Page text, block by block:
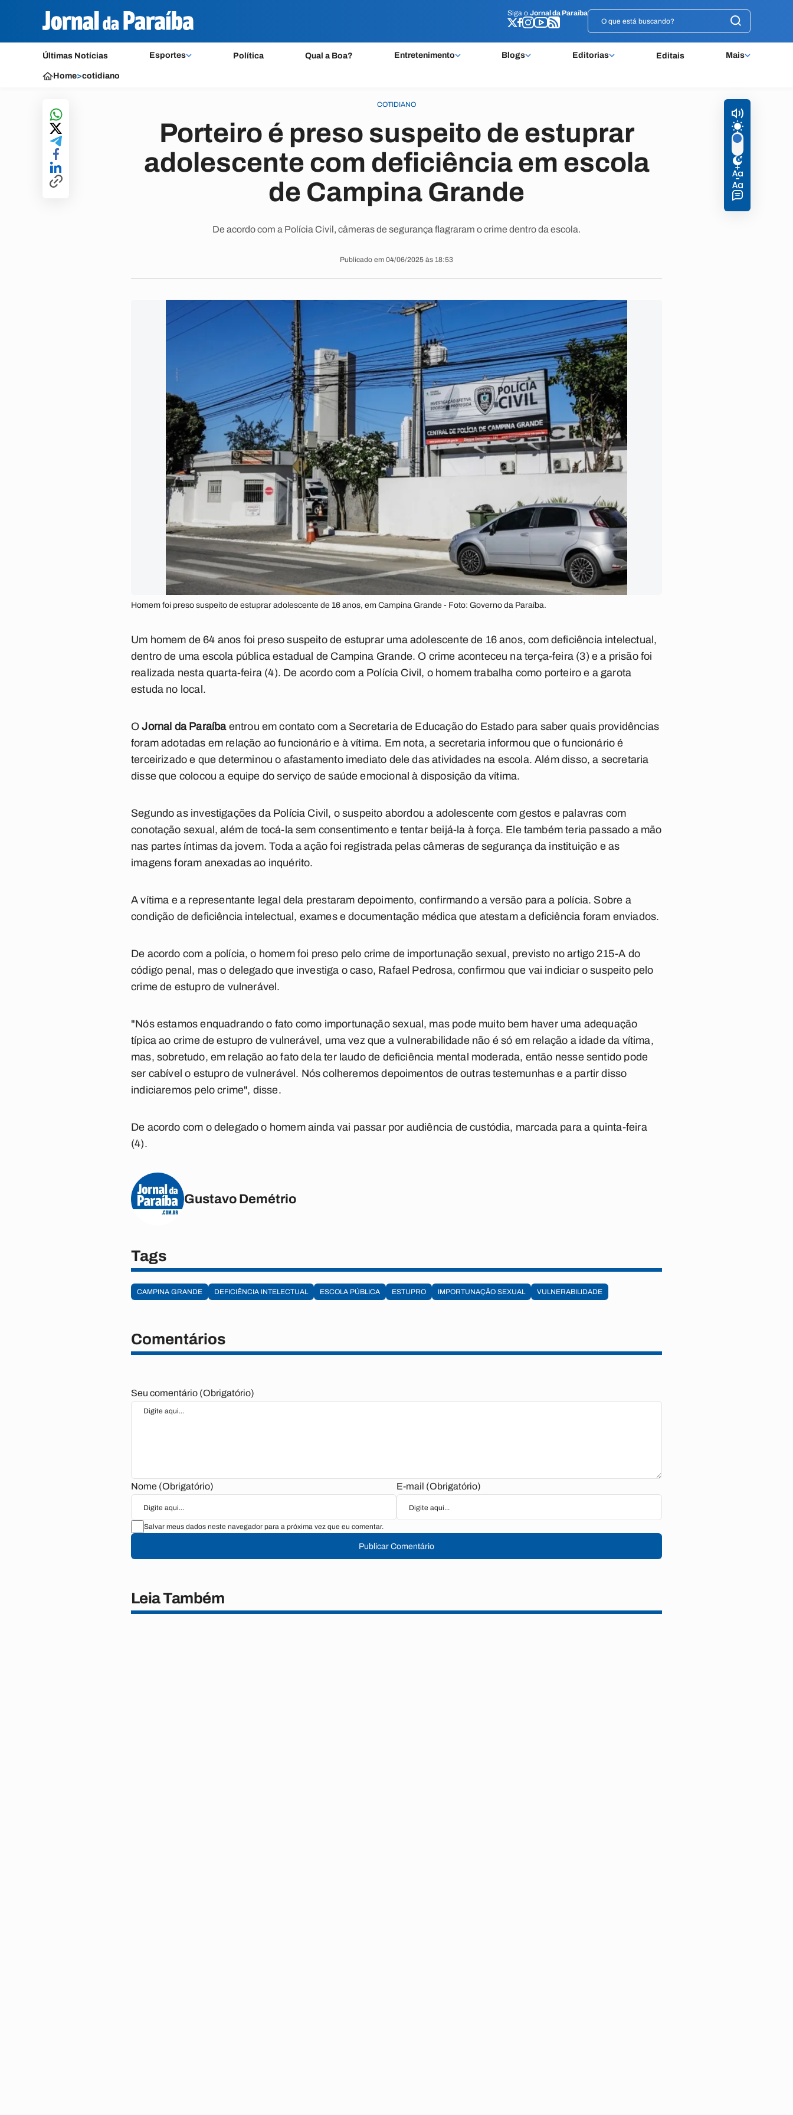
Siga o Jornal da Paraíba
Últimas Notícias Esportes Política Qual a Boa? Entretenimento Blogs Editorias Editais Mais
Siga o Jornal da Paraíba
Home>cotidiano
COTIDIANO
Porteiro é preso suspeito de estuprar
adolescente com deficiência em escola
de Campina Grande
De acordo com a Polícia Civil, câmeras de segurança flagraram o crime dentro da escola.
Publicado em 04/06/2025 às 18:53
Homem foi preso suspeito de estuprar adolescente de 16 anos, em Campina Grande - Foto: Governo da Paraíba.
Um homem de 64 anos foi preso suspeito de estuprar uma adolescente de 16 anos, com deficiência intelectual,
dentro de uma escola pública estadual de Campina Grande. O crime aconteceu na terça-feira (3) e a prisão foi
realizada nesta quarta-feira (4). De acordo com a Polícia Civil, o homem trabalha como porteiro e a garota
estuda no local.
OJornal da Paraíbaentrou em contato com a Secretaria de Educação do Estado para saber quais providências
foram adotadas em relação ao funcionário e à vítima. Em nota, a secretaria informou que o funcionário é
terceirizado e que determinou o afastamento imediato dele das atividades na escola. Além disso, a secretaria
disse que colocou a equipe do serviço de saúde emocional à disposição da vítima.
Segundo as investigações da Polícia Civil, o suspeito abordou a adolescente com gestos e palavras com
conotação sexual, além de tocá-la sem consentimento e tentar beijá-la à força. Ele também teria passado a mão
nas partes íntimas da jovem. Toda a ação foi registrada pelas câmeras de segurança da instituição e as
imagens foram anexadas ao inquérito.
A vítima e a representante legal dela prestaram depoimento, confirmando a versão para a polícia. Sobre a
condição de deficiência intelectual, exames e documentação médica que atestam a deficiência foram enviados.
De acordo com a polícia, o homem foi preso pelo crime de importunação sexual, previsto no artigo 215-A do
código penal, mas o delegado que investiga o caso, Rafael Pedrosa, confirmou que vai indiciar o suspeito pelo
crime de estupro de vulnerável.
"Nós estamos enquadrando o fato como importunação sexual, mas pode muito bem haver uma adequação
típica ao crime de estupro de vulnerável, uma vez que a vulnerabilidade não é só em relação a idade da vítima,
mas, sobretudo, em relação ao fato dela ter laudo de deficiência mental moderada, então nesse sentido pode
ser cabível o estupro de vulnerável. Nós colheremos depoimentos de outras testemunhas e a partir disso
indiciaremos pelo crime", disse.
De acordo com o delegado o homem ainda vai passar por audiência de custódia, marcada para a quinta-feira
(4).
Gustavo Demétrio
Tags
CAMPINA GRANDE DEFICIÊNCIA INTELECTUAL ESCOLA PÚBLICA ESTUPRO IMPORTUNAÇÃO SEXUAL VULNERABILIDADE
Comentários
Seu comentário (Obrigatório)
Nome (Obrigatório) E-mail (Obrigatório)
Salvar meus dados neste navegador para a próxima vez que eu comentar.
Publicar Comentário
Leia Também